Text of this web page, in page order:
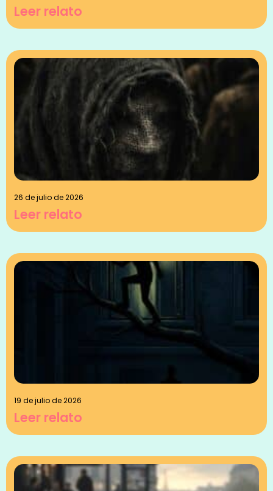
Leer relato
26 de julio de 2026
Leer relato
19 de julio de 2026
Leer relato